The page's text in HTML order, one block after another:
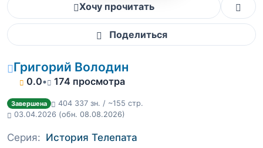
Хочу прочитать
Поделиться
Григорий Володин
0.0• 174 просмотра
Завершена
404 337 зн. / ~155 стр.
03.04.2026 (обн. 08.08.2026)
Серия: История Телепата